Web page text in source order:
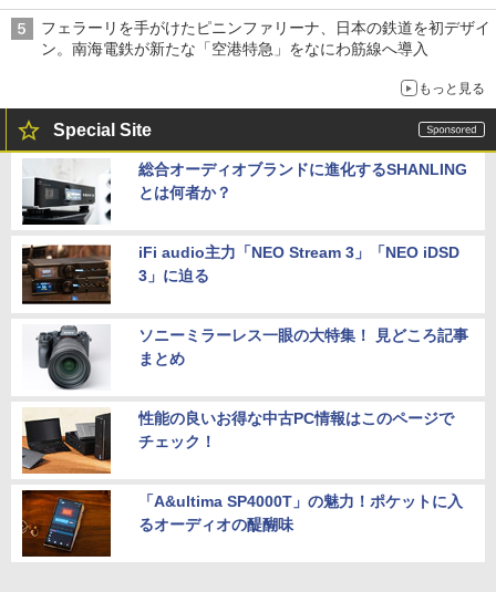
フェラーリを手がけたピニンファリーナ、日本の鉄道を初デザイ
ン。南海電鉄が新たな「空港特急」をなにわ筋線へ導入
もっと見る
Special Site
総合オーディオブランドに進化するSHANLING
とは何者か？
iFi audio主力「NEO Stream 3」「NEO iDSD
3」に迫る
ソニーミラーレス一眼の大特集！ 見どころ記事
まとめ
性能の良いお得な中古PC情報はこのページで
チェック！
「A&ultima SP4000T」の魅力！ポケットに入
るオーディオの醍醐味